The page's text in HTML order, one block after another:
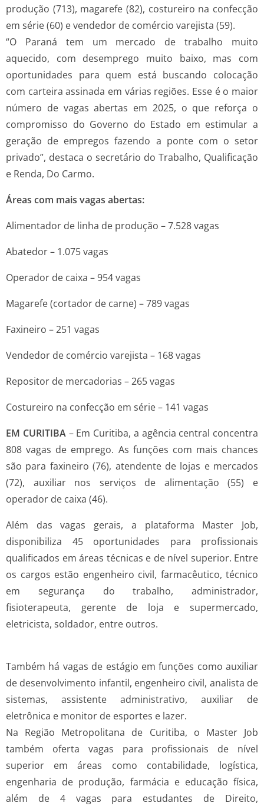
produção (713), magarefe (82), costureiro na confecção
em série (60) e vendedor de comércio varejista (59).
“O Paraná tem um mercado de trabalho muito
aquecido, com desemprego muito baixo, mas com
oportunidades para quem está buscando colocação
com carteira assinada em várias regiões. Esse é o maior
número de vagas abertas em 2025, o que reforça o
compromisso do Governo do Estado em estimular a
geração de empregos fazendo a ponte com o setor
privado”, destaca o secretário do Trabalho, Qualificação
e Renda, Do Carmo.
Áreas com mais vagas abertas:
Alimentador de linha de produção – 7.528 vagas
Abatedor – 1.075 vagas
Operador de caixa – 954 vagas
Magarefe (cortador de carne) – 789 vagas
Faxineiro – 251 vagas
Vendedor de comércio varejista – 168 vagas
Repositor de mercadorias – 265 vagas
Costureiro na confecção em série – 141 vagas
EM CURITIBA – Em Curitiba, a agência central concentra
808 vagas de emprego. As funções com mais chances
são para faxineiro (76), atendente de lojas e mercados
(72), auxiliar nos serviços de alimentação (55) e
operador de caixa (46).
Além das vagas gerais, a plataforma Master Job,
disponibiliza 45 oportunidades para profissionais
qualificados em áreas técnicas e de nível superior. Entre
os cargos estão engenheiro civil, farmacêutico, técnico
em segurança do trabalho, administrador,
fisioterapeuta, gerente de loja e supermercado,
eletricista, soldador, entre outros.
Também há vagas de estágio em funções como auxiliar
de desenvolvimento infantil, engenheiro civil, analista de
sistemas, assistente administrativo, auxiliar de
eletrônica e monitor de esportes e lazer.
Na Região Metropolitana de Curitiba, o Master Job
também oferta vagas para profissionais de nível
superior em áreas como contabilidade, logística,
engenharia de produção, farmácia e educação física,
além de 4 vagas para estudantes de Direito,